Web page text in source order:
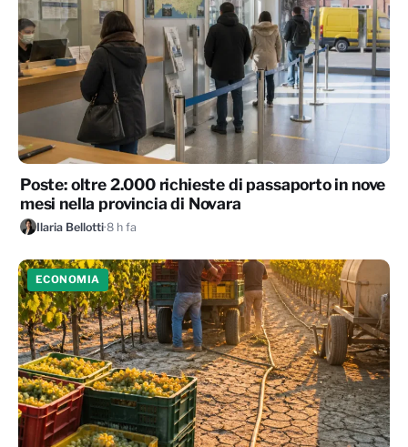
Poste: oltre 2.000 richieste di passaporto in nove
mesi nella provincia di Novara
Ilaria Bellotti·8 h fa
ECONOMIA